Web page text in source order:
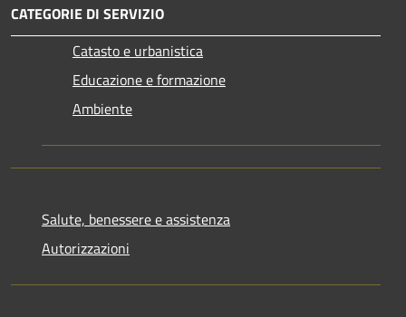
CATEGORIE DI SERVIZIO
Catasto e urbanistica
Educazione e formazione
Ambiente
Salute, benessere e assistenza
Autorizzazioni